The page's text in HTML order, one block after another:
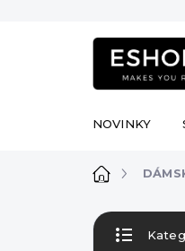
NOVINKY
Domů
P